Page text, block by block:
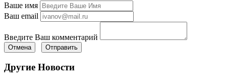
Ваше имя
Ваш email
Введите Ваш комментарий
Отмена Отправить
Другие Новости